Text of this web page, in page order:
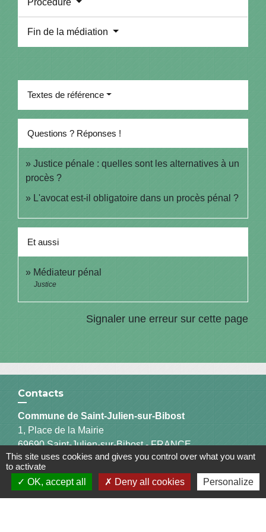
Procédure
Fin de la médiation
Textes de référence
Questions ? Réponses !
Justice pénale : quelles sont les alternatives à un
procès ?
L'avocat est-il obligatoire dans un procès pénal ?
Et aussi
Médiateur pénal
Justice
Signaler une erreur sur cette page
Contacts
Commune de Saint-Julien-sur-Bibost
1, Place de la Mairie
69690 Saint-Julien-sur-Bibost - FRANCE
+33 4 74 70 72 03
This site uses cookies and gives you control over what you want
to activate
OK, accept all
Deny all cookies Personalize